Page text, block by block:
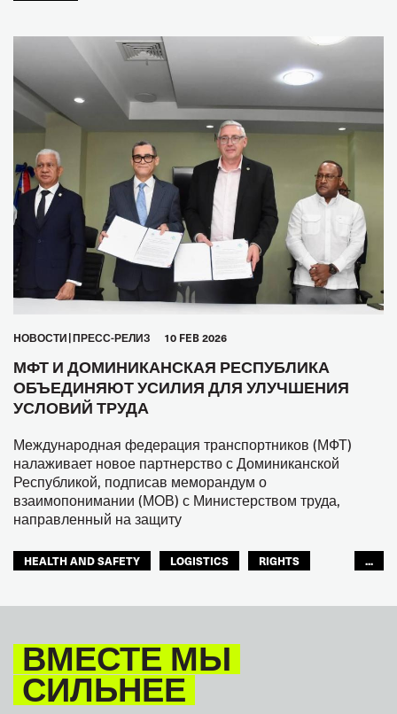
HОВОСТИ ПРЕСС-РЕЛИЗ 10 FEB 2026
МФТ И ДОМИНИКАНСКАЯ РЕСПУБЛИКА
ОБЪЕДИНЯЮТ УСИЛИЯ ДЛЯ УЛУЧШЕНИЯ
УСЛОВИЙ ТРУДА
Международная федерация транспортников (МФТ)
налаживает новое партнерство с Доминиканской
Республикой, подписав меморандум о
взаимопонимании (МОВ) с Министерством труда,
направленный на защиту
HEALTH AND SAFETY LOGISTICS
RIGHTS
...
ВМЕСТЕ МЫ
СИЛЬНЕЕ